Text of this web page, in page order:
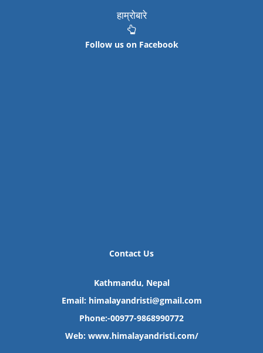
हाम्रोबारे
Follow us on Facebook
Contact Us
Kathmandu, Nepal
Email: himalayandristi@gmail.com
Phone:-00977-9868990772
Web: www.himalayandristi.com/